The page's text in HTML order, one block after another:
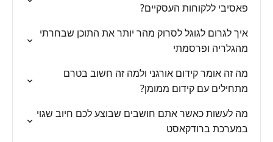
פאסיבי ללקוחות העסקיים?
איך לגרום לגוגל לסרוק מהר יותר את התוכן שבחרתי
מהגלריה ופרסמתי
מה זה אומר קידום אורגני ולמה זה חשוב בטרם
מתחילים עם קידום ממומן?
מה לעשות כאשר אתם חושבים שבוצע לכם חיוב שגוי
במערכת ברודקאסט